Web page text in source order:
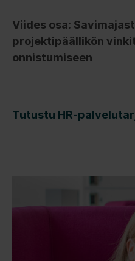
Viides osa:
projektipäällikön
onnistumiseen
Tutustu HR-